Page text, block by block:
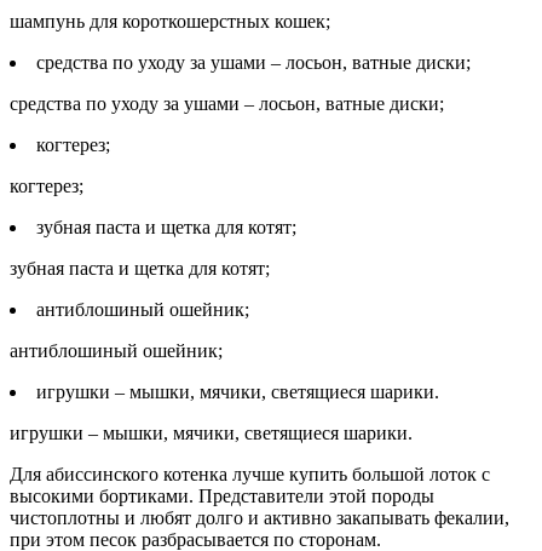
шампунь для короткошерстных кошек;
средства по уходу за ушами – лосьон, ватные диски;
средства по уходу за ушами – лосьон, ватные диски;
когтерез;
когтерез;
зубная паста и щетка для котят;
зубная паста и щетка для котят;
антиблошиный ошейник;
антиблошиный ошейник;
игрушки – мышки, мячики, светящиеся шарики.
игрушки – мышки, мячики, светящиеся шарики.
Для абиссинского котенка лучше купить большой лоток с
высокими бортиками. Представители этой породы
чистоплотны и любят долго и активно закапывать фекалии,
при этом песок разбрасывается по сторонам.